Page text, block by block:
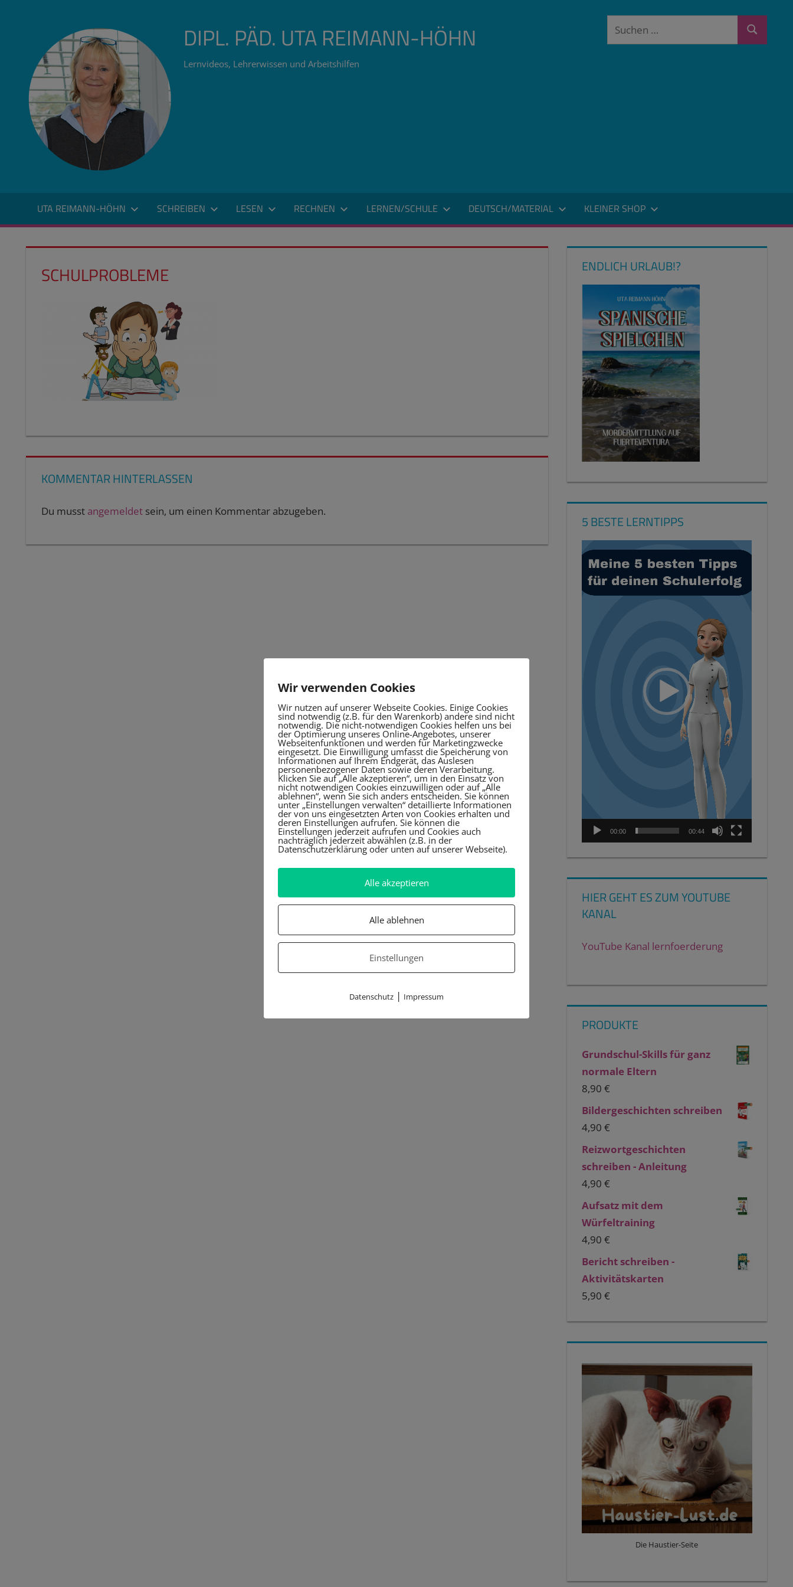
DIPL. PÄD. UTA REIMANN-HÖHN
Lernvideos, Lehrerwissen und Arbeitshilfen
Suchen
Suchen
UTA REIMANN-HÖHN SCHREIBEN LESEN RECHNEN LERNEN/SCHULE DEUTSCH/MATERIAL KLEINER SHOP
SCHULPROBLEME
KOMMENTAR HINTERLASSEN
Du musst angemeldetsein, um einen Kommentar abzugeben.
ENDLICH URLAUB!?
5 BESTE LERNTIPPS
Video-
Player
00:00 00:44
HIER GEHT ES ZUM YOUTUBE
KANAL
YouTube Kanal lernfoerderung
PRODUKTE
Grundschul-Skills für ganz
normale Eltern
8,90€
Bildergeschichten schreiben
4,90€
Reizwortgeschichten
schreiben - Anleitung
4,90€
Aufsatz mit dem
Würfeltraining
4,90€
Bericht schreiben -
Aktivitätskarten
5,90€
Die Haustier-Seite
Wir verwenden Cookies
Wir nutzen auf unserer Webseite Cookies. Einige Cookies
sind notwendig (z.B. für den Warenkorb) andere sind nicht
notwendig. Die nicht-notwendigen Cookies helfen uns bei
der Optimierung unseres Online-Angebotes, unserer
Webseitenfunktionen und werden für Marketingzwecke
eingesetzt. Die Einwilligung umfasst die Speicherung von
Informationen auf Ihrem Endgerät, das Auslesen
personenbezogener Daten sowie deren Verarbeitung.
Klicken Sie auf „Alle akzeptieren“, um in den Einsatz von
nicht notwendigen Cookies einzuwilligen oder auf „Alle
ablehnen“, wenn Sie sich anders entscheiden. Sie können
unter „Einstellungen verwalten“ detaillierte Informationen
der von uns eingesetzten Arten von Cookies erhalten und
deren Einstellungen aufrufen. Sie können die
Einstellungen jederzeit aufrufen und Cookies auch
nachträglich jederzeit abwählen (z.B. in der
Datenschutzerklärung oder unten auf unserer Webseite).
Alle akzeptieren
Alle ablehnen
Einstellungen
Datenschutz | Impressum